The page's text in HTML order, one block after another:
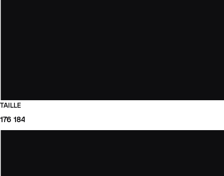
TAILLE
176 184